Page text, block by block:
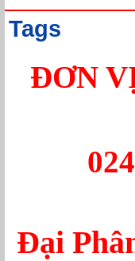
Tags
ĐƠN
Đại